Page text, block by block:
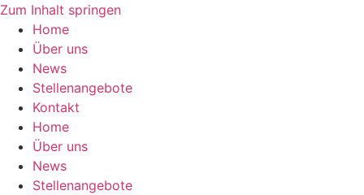
Zum Inhalt springen
Home
Über uns
News
Stellenangebote
Kontakt
Home
Über uns
News
Stellenangebote